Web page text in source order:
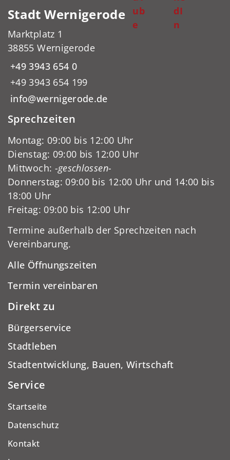
ub
e
dI
n
Stadt Wernigerode
Marktplatz 1
38855 Wernigerode
+49 3943 654 0
+49 3943 654 199
info@wernigerode.de
Sprechzeiten
Montag: 09:00 bis 12:00 Uhr
Dienstag: 09:00 bis 12:00 Uhr
Mittwoch: -geschlossen-
Donnerstag: 09:00 bis 12:00 Uhr und 14:00 bis
18:00 Uhr
Freitag: 09:00 bis 12:00 Uhr
Termine außerhalb der Sprechzeiten nach
Vereinbarung.
Alle Öffnungszeiten
Termin vereinbaren
Direkt zu
Bürgerservice
Stadtleben
Stadtentwicklung, Bauen, Wirtschaft
Service
Startseite
Datenschutz
Kontakt